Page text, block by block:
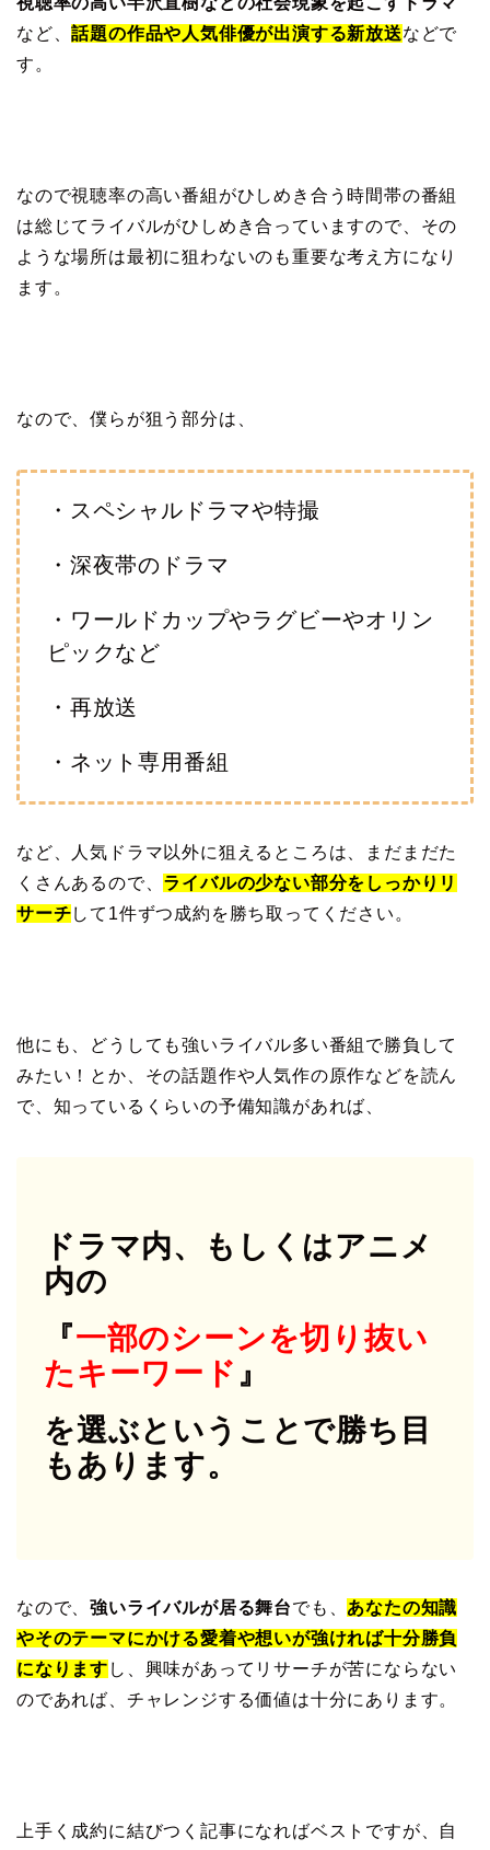
など、話題の作品や人気俳優が出演する新放送などで
す。
なので視聴率の高い番組がひしめき合う時間帯の番組
は総じてライバルがひしめき合っていますので、その
ような場所は最初に狙わないのも重要な考え方になり
ます。
なので、僕らが狙う部分は、
・スペシャルドラマや特撮
・深夜帯のドラマ
・ワールドカップやラグビーやオリン
ピックなど
・再放送
・ネット専用番組
など、人気ドラマ以外に狙えるところは、まだまだた
くさんあるので、 ライバルの少ない部分をしっかりリ
サーチして1件ずつ成約を勝ち取ってください。
他にも、どうしても強いライバル多い番組で勝負して
みたい！とか、その話題作や人気作の原作などを読ん
で、知っているくらいの予備知識があれば、
ドラマ内、もしくはアニメ
内の
『一部のシーンを切り抜い
たキーワード 』
を選ぶということで勝ち目
もあります。
なので、強いライバルが居る舞台でも、 あなたの知識
やそのテーマにかける愛着や想いが強ければ十分勝負
になります し、興味があってリサーチが苦にならない
のであれば、チャレンジする価値は十分にあります。
上手く成約に結びつく記事になればベストですが、自